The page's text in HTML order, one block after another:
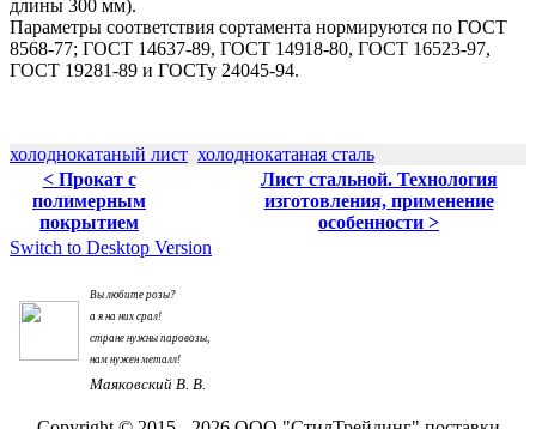
длины 300 мм).
Параметры соответствия сортамента нормируются по ГОСТ
8568-77; ГОСТ 14637-89, ГОСТ 14918-80, ГОСТ 16523-97,
ГОСТ 19281-89 и ГОСТу 24045-94.
холоднокатаный лист холоднокатаная сталь
< Прокат с
полимерным
покрытием
Лист стальной. Технология
изготовления, применение
особенности >
Switch to Desktop Version
Вы любите розы?
а я на них срал!
стране нужны паровозы,
нам нужен металл!
Маяковский В. В.